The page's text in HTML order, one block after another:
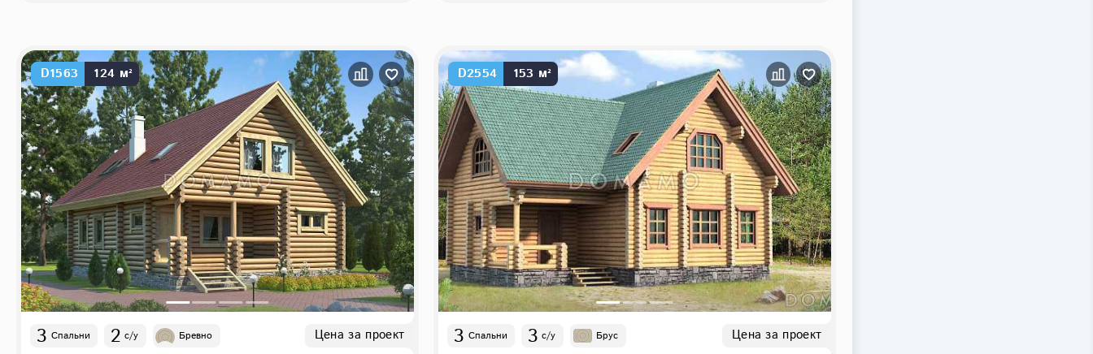
D1563 124 м²
3 Спальни 2 с/у Бревно Цена за проект
D2554 153 м²
3 Спальни 3 с/у Брус Цена за проект